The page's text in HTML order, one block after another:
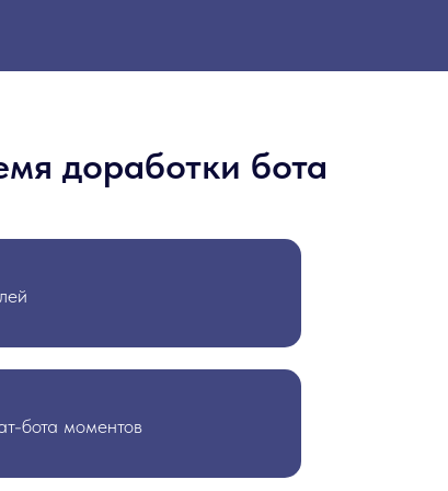
доработки бота
бота моментов